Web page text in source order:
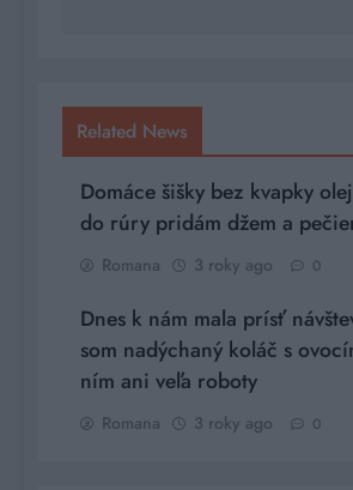
Related News
Domáce šišky bez kvapky
do rúry pridám džem a
Romana 3 roky ago 0
Dnes k nám mala prísť
som nadýchaný koláč s
ním ani veľa roboty
Romana 3 roky ago 0